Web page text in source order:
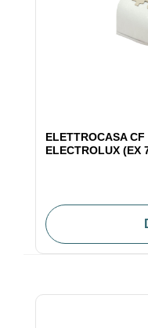
ELETTROCASA
ELECTROLUX (EX